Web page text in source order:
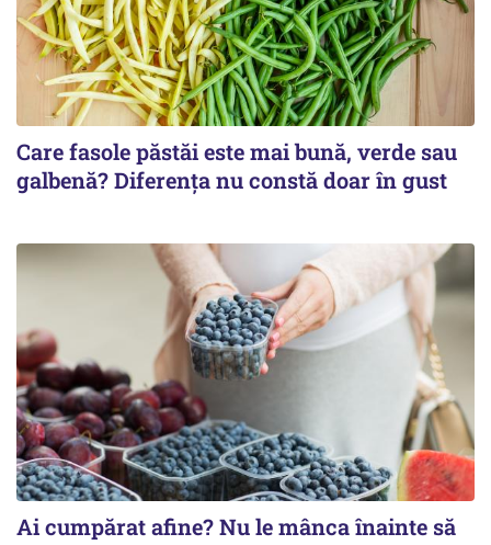
Care fasole păstăi este mai bună, verde sau
galbenă? Diferența nu constă doar în gust
Ai cumpărat afine? Nu le mânca înainte să